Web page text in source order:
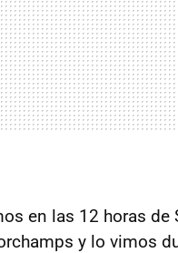
en las 12 horas
y lo vimos